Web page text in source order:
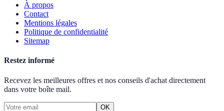
À propos
Contact
Mentions légales
Politique de confidentialité
Sitemap
Restez informé
Recevez les meilleures offres et nos conseils d'achat directement
dans votre boîte mail.
OK